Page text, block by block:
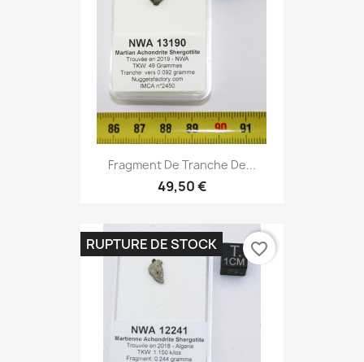
Fragment De Tranche De...
49,50 €
RUPTURE DE STOCK favorite_border